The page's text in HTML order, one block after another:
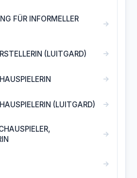
FÜR INFORMELLER
→
(LUITGARD) →
→
(LUITGARD) →
→
→